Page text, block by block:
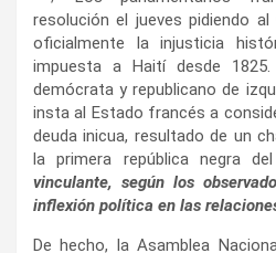
resolución el jueves pidiendo
oficialmente la injusticia
impuesta a Haití desde
demócrata y republicano de
insta al Estado francés a
deuda inicua, resultado de un
la primera república negra
vinculante, según los
inflexión política en las
De hecho, la Asamblea